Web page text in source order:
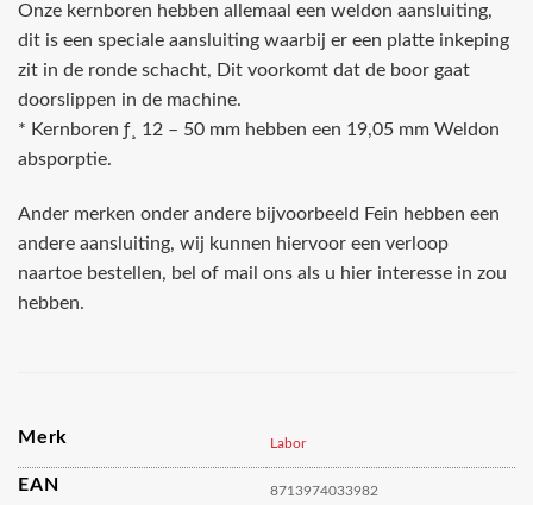
Onze kernboren hebben allemaal een weldon aansluiting,
dit is een speciale aansluiting waarbij er een platte inkeping
zit in de ronde schacht, Dit voorkomt dat de boor gaat
doorslippen in de machine.
* Kernboren ƒ¸ 12 – 50 mm hebben een 19,05 mm Weldon
absporptie.
Ander merken onder andere bijvoorbeeld Fein hebben een
andere aansluiting, wij kunnen hiervoor een verloop
naartoe bestellen, bel of mail ons als u hier interesse in zou
hebben.
Merk Labor
EAN 8713974033982